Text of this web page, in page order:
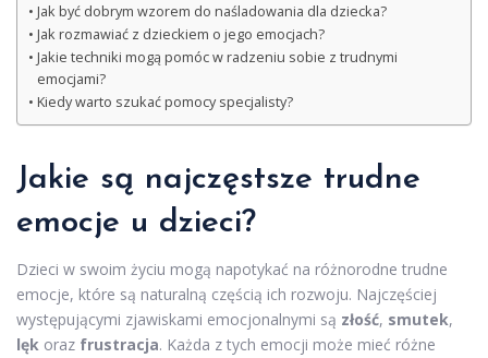
Jak być dobrym wzorem do naśladowania dla dziecka?
Jak rozmawiać z dzieckiem o jego emocjach?
Jakie techniki mogą pomóc w radzeniu sobie z trudnymi
emocjami?
Kiedy warto szukać pomocy specjalisty?
Jakie są najczęstsze trudne
emocje u dzieci?
Dzieci w swoim życiu mogą napotykać na różnorodne trudne
emocje, które są naturalną częścią ich rozwoju. Najczęściej
występującymi zjawiskami emocjonalnymi są złość, smutek,
lęk oraz frustracja. Każda z tych emocji może mieć różne